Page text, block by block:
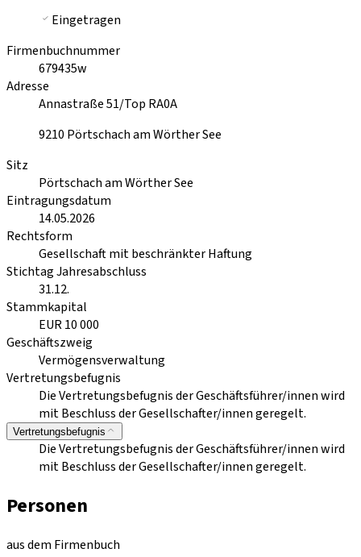
Eingetragen
Firmenbuchnummer
679435w
Adresse
Annastraße 51/Top RA0A
9210 Pörtschach am Wörther See
Sitz
Pörtschach am Wörther See
Eintragungsdatum
14.05.2026
Rechtsform
Gesellschaft mit beschränkter Haftung
Stichtag Jahresabschluss
31.12.
Stammkapital
EUR 10 000
Geschäftszweig
Vermögensverwaltung
Vertretungsbefugnis
Die Vertretungsbefugnis der Geschäftsführer/innen wird
mit Beschluss der Gesellschafter/innen geregelt.
Vertretungsbefugnis
Die Vertretungsbefugnis der Geschäftsführer/innen wird
mit Beschluss der Gesellschafter/innen geregelt.
Personen
aus dem Firmenbuch